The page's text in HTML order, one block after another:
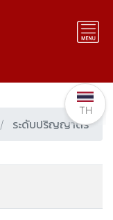
ระดับปริญญาตรี
TH